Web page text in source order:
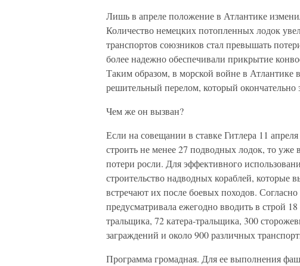
Лишь в апреле положение в Атлантике
Количество немецких потопленных лодок
транспортов союзников стал превышать
более надежно обеспечивали прикрытие
Таким образом, в морской войне в Атлантике
решительный перелом, который окончательно
Чем же он вызван?
Если на совещании в ставке Гитлера 11
строить не менее 27 подводных лодок, то уже
потери росли. Для эффективного
строительство надводных кораблей, которые
встречают их после боевых походов.
предусматривала ежегодно вводить в строй
тральщика, 72 катера-тральщика, 300
заграждений и около 900 различных
Программа громадная. Для ее выполнения